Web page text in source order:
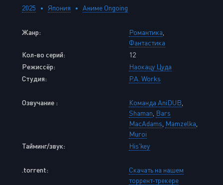
2025 Япония Аниме Ongoing
Жанр: Романтика
Фантастика
Кол-во серий:
12
Режиссёр:
Наокацу Цуда
Студия:
P.A. Works
Озвучание : Команда AniDUB
Shaman Bars
MacAdams Mamzelka
Muroi
Тайминг/звук:
His'key
.torrent:
Скачать на нашем
торрент-трекере